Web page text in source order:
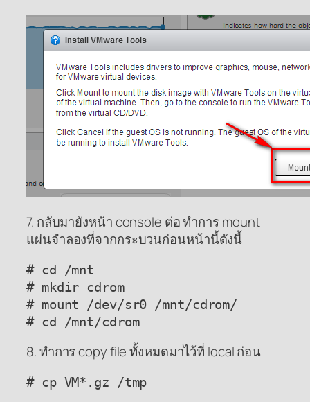
7. กลับมายังหน้า console ต่อ ทำการ mount
แผ่นจำลองที่จากกระบวนก่อนหน้านี้ดังนี้
# cd /mnt
# mkdir cdrom
# mount /dev/sr0 /mnt/cdrom/
# cd /mnt/cdrom
8. ทำการ copy file ทั้งหมดมาไว้ที่ local ก่อน
# cp VM*.gz /tmp